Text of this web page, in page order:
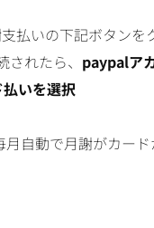
払いの下記ボタンを
れたら、 paypalア
いを選択
自動で月謝がカード